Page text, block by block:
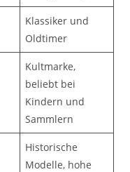
Klassiker und
Oldtimer
Kultmarke,
beliebt bei
Kindern und
Sammlern
Historische
Modelle, hohe